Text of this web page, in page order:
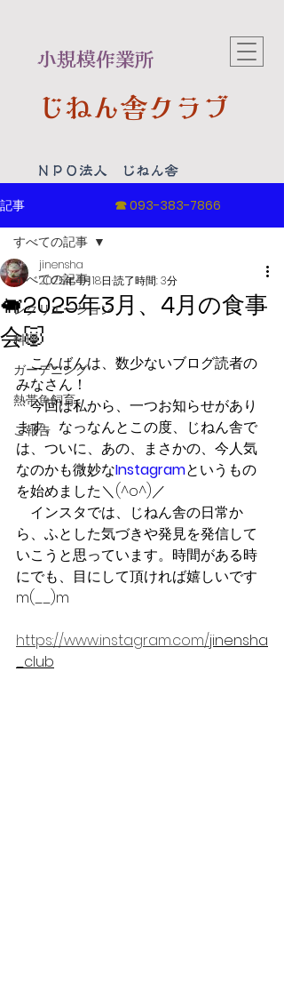
​小規模作業所
じねん舎クラブ
​ＮＰＯ法人 じねん舎
☎093-383-7866
記事
すべての記事
レクリエーション
料理
ガーデニング
熱帯魚飼育
ご報告
すべての記事
🐖2025年3月、4月の食事
会🐷
jinensha
2025年4月18日 読了時間: 3分
こんばんは、数少ないブログ読者の
みなさん！
今回は私から、一つお知らせがあり
ます。なっなんとこの度、じねん舎で
は、ついに、あの、まさかの、今人気
なのかも微妙なInstagramというもの
を始めました＼(^o^)／
インスタでは、じねん舎の日常か
ら、ふとした気づきや発見を発信して
いこうと思っています。時間がある時
にでも、目にして頂ければ嬉しいです
m(__)m
https://www.instagram.com/jinensha
_club